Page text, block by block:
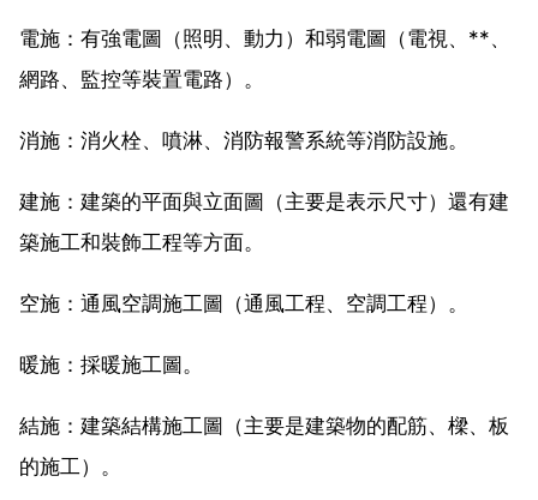
電施：有強電圖（照明、動力）和弱電圖（電視、**、
網路、監控等裝置電路）。
消施：消火栓、噴淋、消防報警系統等消防設施。
建施：建築的平面與立面圖（主要是表示尺寸）還有建
築施工和裝飾工程等方面。
空施：通風空調施工圖（通風工程、空調工程）。
暖施：採暖施工圖。
結施：建築結構施工圖（主要是建築物的配筋、樑、板
的施工）。